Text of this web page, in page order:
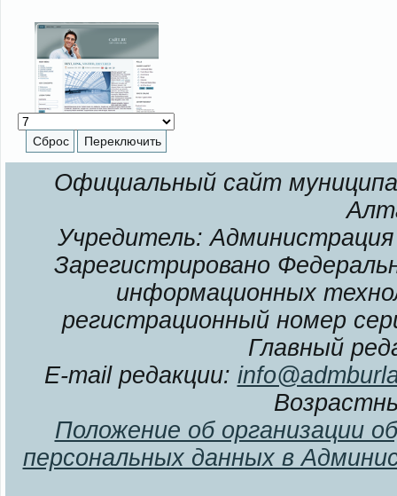
Официальный сайт
Учредитель: Администрация
Зарегистрировано
информационных
регистрационный номер
Главный
E-mail редакции:
Положение об организации
персональных данных в